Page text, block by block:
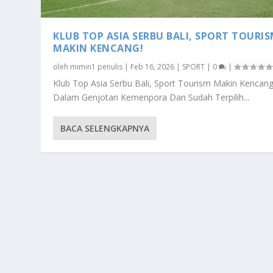
KLUB TOP ASIA SERBU BALI, SPORT
MAKIN KENCANG!
oleh mimin1 penulis | Feb 16, 2026 | SPORT | 0 |
Klub Top Asia Serbu Bali, Sport Tourism Makin
Dalam Genjotan Kemenpora Dan Sudah Terpilih...
BACA SELENGKAPNYA